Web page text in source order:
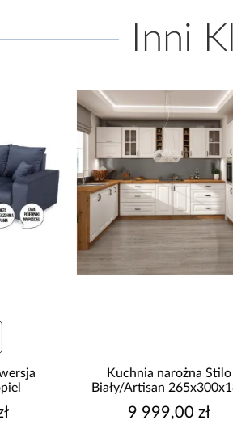
Inni
Kuchnia narożna Stilo
Biały/Artisan 265x300x180